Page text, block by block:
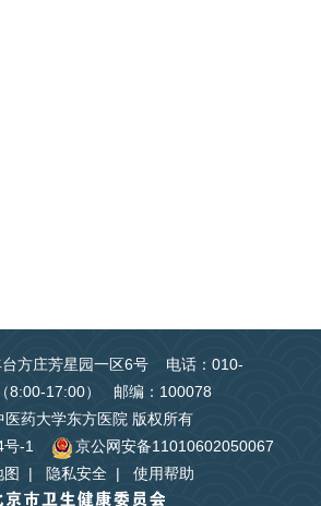
台方庄芳星园一区6号 电话：010-
8:00-17:00） 邮编：100078
医药大学东方医院 版权所有
-1
京公网安备11010602050067
图
| 隐私安全 | 使用帮助